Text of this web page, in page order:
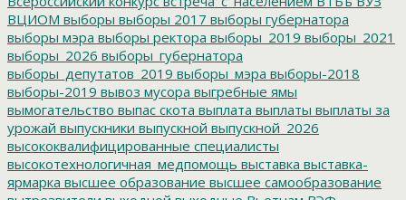
ВЦИОМ выборы выборы 2017 выборы губернатора
выборы мэра выборы ректора выборы_2019 выборы_2021
выборы_2026 выборы_губернатора
выборы_депутатов_2019 выборы_мэра выборы-2018
выборы-2019 вывоз мусора выгребные ямы
вымогательство выпас скота выплата выплаты выплаты за
урожай выпускники выпускной выпускной_2026
высококвалифицированные специалисты
высокотехнологичная_медпомощь выставка выставка-
ярмарка высшее образование высшее самообразование